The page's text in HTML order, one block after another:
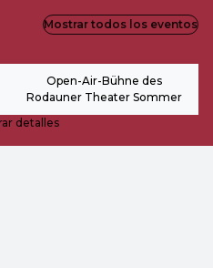
Open-Air-Bühne des
Rodauner Theater Sommer
detalles
Mostrar todos los eventos